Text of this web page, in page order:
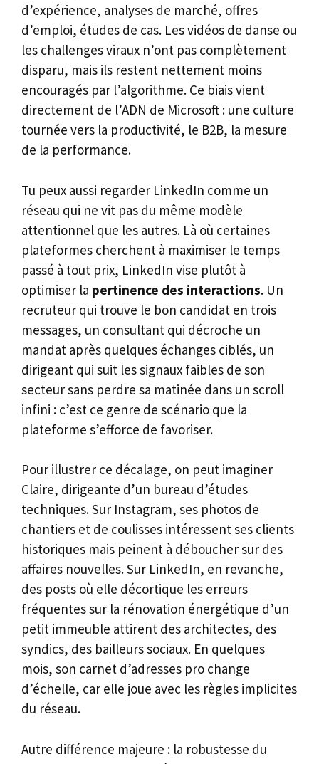
d’expérience, analyses de marché, offres
d’emploi, études de cas. Les vidéos de danse ou
les challenges viraux n’ont pas complètement
disparu, mais ils restent nettement moins
encouragés par l’algorithme. Ce biais vient
directement de l’ADN de Microsoft : une culture
tournée vers la productivité, le B2B, la mesure
de la performance.
Tu peux aussi regarder LinkedIn comme un
réseau qui ne vit pas du même modèle
attentionnel que les autres. Là où certaines
plateformes cherchent à maximiser le temps
passé à tout prix, LinkedIn vise plutôt à
optimiser la pertinence des interactions. Un
recruteur qui trouve le bon candidat en trois
messages, un consultant qui décroche un
mandat après quelques échanges ciblés, un
dirigeant qui suit les signaux faibles de son
secteur sans perdre sa matinée dans un scroll
infini : c’est ce genre de scénario que la
plateforme s’efforce de favoriser.
Pour illustrer ce décalage, on peut imaginer
Claire, dirigeante d’un bureau d’études
techniques. Sur Instagram, ses photos de
chantiers et de coulisses intéressent ses clients
historiques mais peinent à déboucher sur des
affaires nouvelles. Sur LinkedIn, en revanche,
des posts où elle décortique les erreurs
fréquentes sur la rénovation énergétique d’un
petit immeuble attirent des architectes, des
syndics, des bailleurs sociaux. En quelques
mois, son carnet d’adresses pro change
d’échelle, car elle joue avec les règles implicites
du réseau.
Autre différence majeure : la robustesse du